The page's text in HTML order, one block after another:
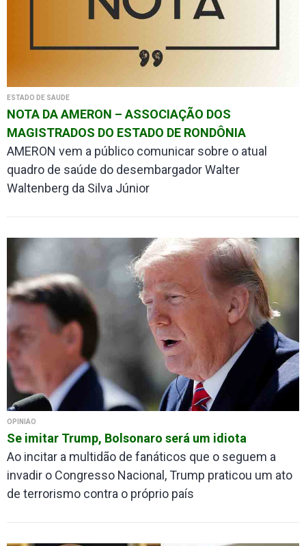
ESTADO DE SAÚDE
NOTA DA AMERON – ASSOCIAÇÃO DOS
MAGISTRADOS DO ESTADO DE RONDÔNIA
AMERON vem a público comunicar sobre o atual
quadro de saúde do desembargador Walter
Waltenberg da Silva Júnior
OPINIÃO
Se imitar Trump, Bolsonaro será um idiota
Ao incitar a multidão de fanáticos que o seguem a
invadir o Congresso Nacional, Trump praticou um ato
de terrorismo contra o próprio país